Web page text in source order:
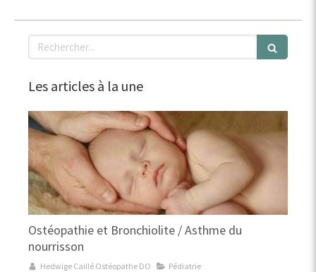
Rechercher
Les articles à la une
Ostéopathie et Bronchiolite / Asthme du
nourrisson
Hedwige Caillé Ostéopathe DO Pédiatrie